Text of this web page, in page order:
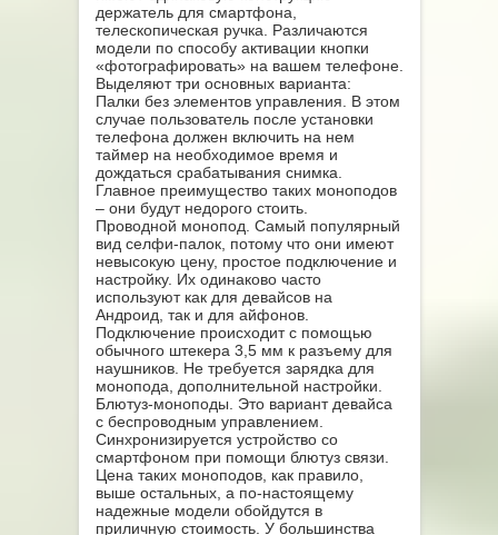
держатель для смартфона,
телескопическая ручка. Различаются
модели по способу активации кнопки
«фотографировать» на вашем телефоне.
Выделяют три основных варианта:
Палки без элементов управления. В этом
случае пользователь после установки
телефона должен включить на нем
таймер на необходимое время и
дождаться срабатывания снимка.
Главное преимущество таких моноподов
– они будут недорого стоить.
Проводной монопод. Самый популярный
вид селфи-палок, потому что они имеют
невысокую цену, простое подключение и
настройку. Их одинаково часто
используют как для девайсов на
Андроид, так и для айфонов.
Подключение происходит с помощью
обычного штекера 3,5 мм к разъему для
наушников. Не требуется зарядка для
монопода, дополнительной настройки.
Блютуз-моноподы. Это вариант девайса
с беспроводным управлением.
Синхронизируется устройство со
смартфоном при помощи блютуз связи.
Цена таких моноподов, как правило,
выше остальных, а по-настоящему
надежные модели обойдутся в
приличную стоимость. У большинства